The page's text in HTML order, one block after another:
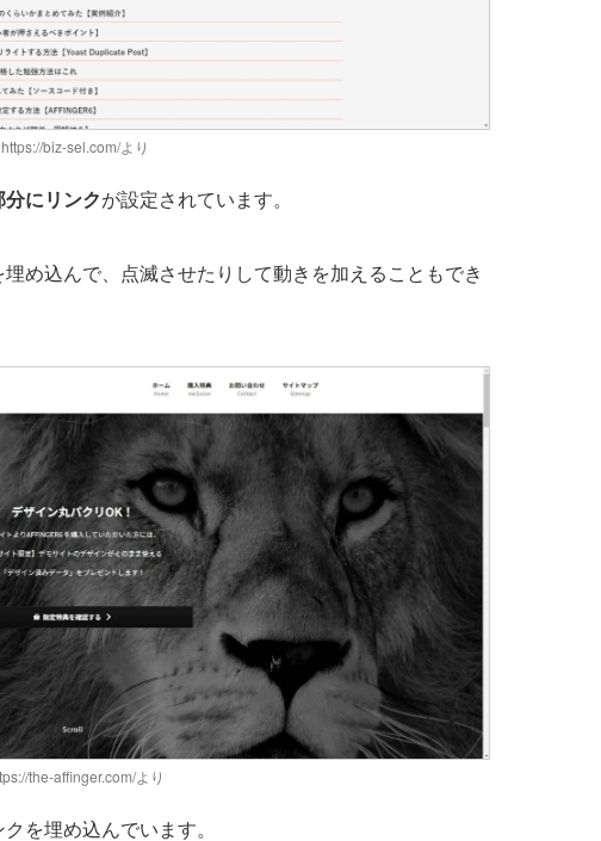
https://biz-sel.com/より
にリンクが設定されています。
め込んで、点滅させたりして動きを加えることもでき
the-affinger.com/より
を埋め込んでいます。